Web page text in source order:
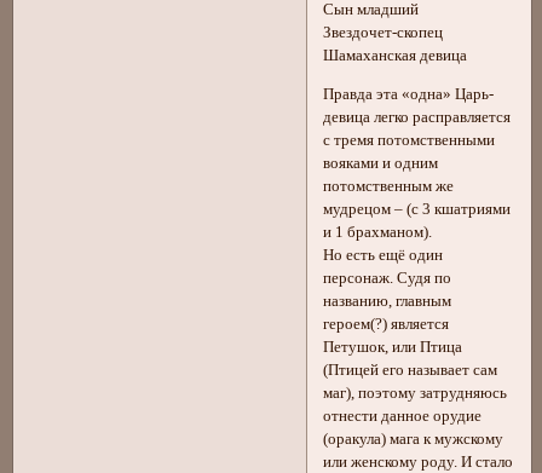
Сын младший
Звездочет-скопец
Шамаханская девица
Правда эта «одна» Царь-
девица легко расправляется
с тремя потомственными
вояками и одним
потомственным же
мудрецом – (с 3 кшатриями
и 1 брахманом).
Но есть ещё один
персонаж. Судя по
названию, главным
героем(?) является
Петушок, или Птица
(Птицей его называет сам
маг), поэтому затрудняюсь
отнести данное орудие
(оракула) мага к мужскому
или женскому роду. И стало